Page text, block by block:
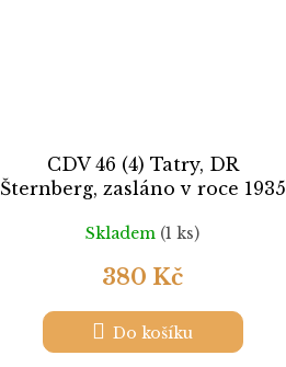
CDV 46 (4) Tatry, DR
Šternberg, zasláno v roce 1935
Skladem (1 ks)
380 Kč
Do košíku